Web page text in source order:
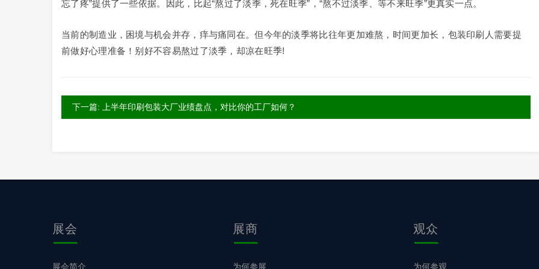
忘了疼”提供了一些依据。因此，比起“熬过了淡季，死在旺季”，“熬不过淡季、等不来旺季”更真实一点。
当前的制造业，困境与机会并存，痒与痛同在。但今年的淡季将比往年更加难熬，时间更加长，包装印刷人需要提
前做好心理准备！别好不容易熬过了淡季，却凉在旺季!
下一篇: 上半年印刷包装大厂业绩盘点，对比你的工厂如何？
展会
展会简介
展商
为何参展
观众
为何参观